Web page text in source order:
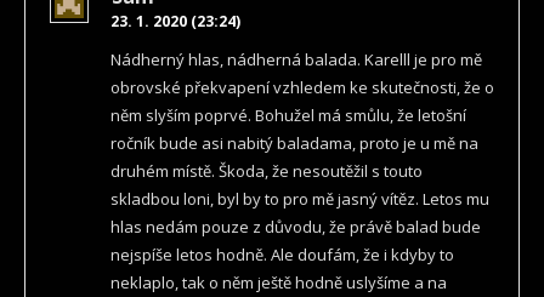
23. 1. 2020 (23:24)
Nádherný hlas, nádherná balada. Karelll je pro mě
obrovské překvapení vzhledem ke skutečnosti, že o
něm slyším poprvé. Bohužel má smůlu, že letošní
ročník bude asi nabitý baladama, proto je u mě na
druhém místě. Škoda, že nesoutěžil s touto
skladbou loni, byl by to pro mě jasný vítěz. Letos mu
hlas nedám pouze z důvodu, že právě balad bude
nejspíše letos hodně. Ale doufám, že i kdyby to
neklaplo, tak o něm ještě hodně uslyšíme a na